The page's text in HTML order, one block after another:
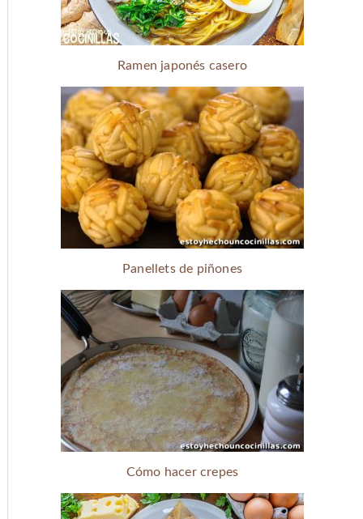
Ramen japonés casero
Panellets de piñones
Cómo hacer crepes